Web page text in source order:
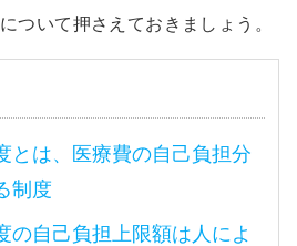
ついて押さえておきましょう。
とは、医療費の自己負担分
制度
の自己負担上限額は人によ